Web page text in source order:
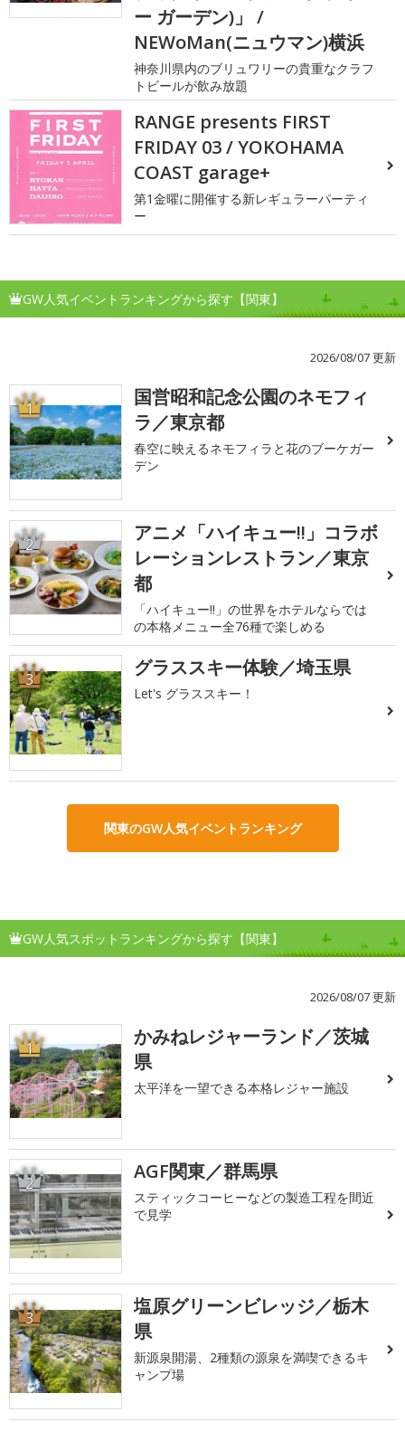
ー ガーデン)」 /
NEWoMan(ニュウマン)横浜
神奈川県内のブリュワリーの貴重なクラフ
トビールが飲み放題
RANGE presents FIRST
FRIDAY 03 / YOKOHAMA
COAST garage+
第1金曜に開催する新レギュラーパーティ
ー
GW人気イベントランキングから探す【関東】
2026/08/07 更新
1
国営昭和記念公園のネモフィ
ラ／東京都
春空に映えるネモフィラと花のブーケガー
デン
2
アニメ「ハイキュー!!」コラボ
レーションレストラン／東京
都
「ハイキュー!!」の世界をホテルならでは
の本格メニュー全76種で楽しめる
3 グラススキー体験／埼玉県
Let's グラススキー！
関東のGW人気イベントランキング
GW人気スポットランキングから探す【関東】
2026/08/07 更新
1
かみねレジャーランド／茨城
県
太平洋を一望できる本格レジャー施設
2 AGF関東／群馬県
スティックコーヒーなどの製造工程を間近
で見学
3
塩原グリーンビレッジ／栃木
県
新源泉開湯、2種類の源泉を満喫できるキ
ャンプ場